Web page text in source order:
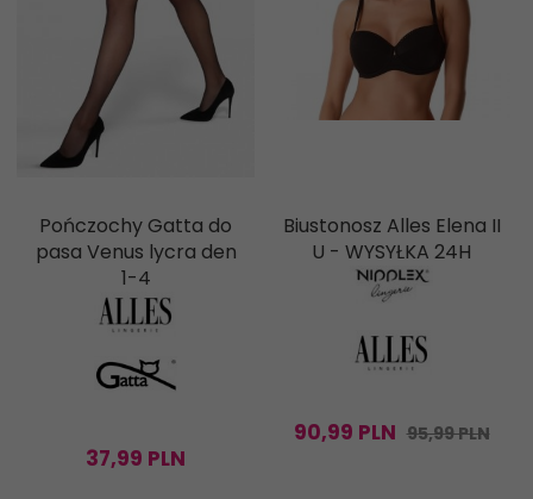
Pończochy Gatta do
pasa Venus lycra den
1-4
37,99 PLN
Biustonosz Alles Elena II
U - WYSYŁKA 24H
90,99 PLN 95,99 PLN